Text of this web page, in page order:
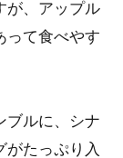
が、アップル
って食べやす
ブルに、シナ
がたっぷり入